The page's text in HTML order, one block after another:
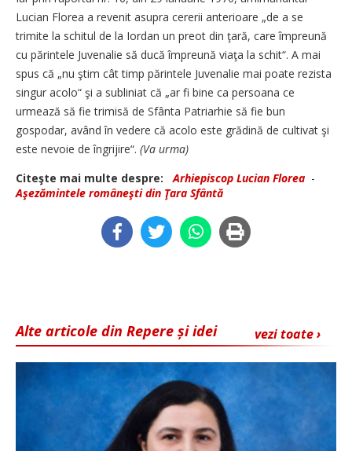
Lucian Florea a revenit asupra cererii anterioare „de a se
trimite la schitul de la Iordan un preot din ţară, care împreună
cu părintele Juvenalie să ducă împreună viaţa la schit“. A mai
spus că „nu ştim cât timp părintele Juvenalie mai poate rezista
singur acolo“ şi a subliniat că „ar fi bine ca persoana ce
urmează să fie trimisă de Sfânta Patriarhie să fie bun
gospodar, având în vedere că acolo este grădină de cultivat şi
este nevoie de îngrijire“. (Va urma)
Citeşte mai multe despre:
Ar­hi­e­pis­cop Lucian Florea -
Aşezămintele româneşti din Ţara Sfântă
vezi toate ›
Alte articole din Repere și idei